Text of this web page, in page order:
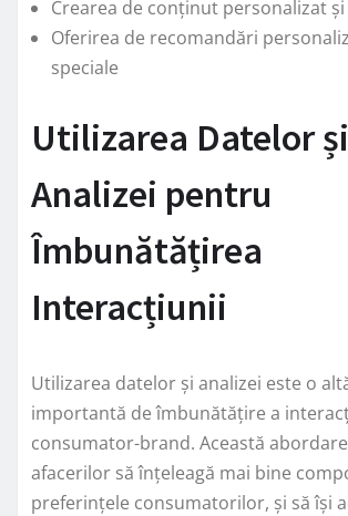
Crearea de conținut personalizat
Oferirea de recomandări
speciale
Utilizarea Datelor și
Analizei pentru
Îmbunătățirea
Interacțiunii
Utilizarea datelor și analizei este o
importantă de îmbunătățire a
consumator-brand. Această
afacerilor să înțeleagă mai bine
preferințele consumatorilor, și să își